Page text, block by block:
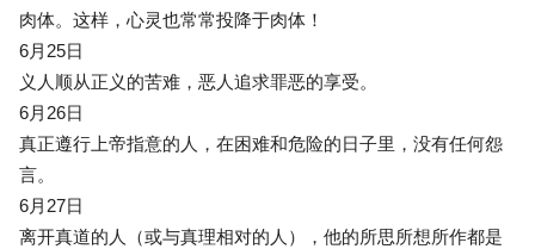
肉体。这样，心灵也常常投降于肉体！
6月25日
义人顺从正义的苦难，恶人追求罪恶的享受。
6月26日
真正遵行上帝指意的人，在困难和危险的日子里，没有任何怨
言。
6月27日
离开真道的人（或与真理相对的人），他的所思所想所作都是